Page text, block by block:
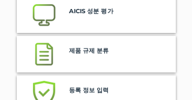
AICIS 성분 평가
제품 규제 분류
등록 정보 입력